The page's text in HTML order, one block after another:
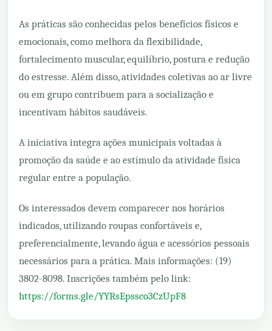
As práticas são conhecidas pelos benefícios físicos e
emocionais, como melhora da flexibilidade,
fortalecimento muscular, equilíbrio, postura e redução
do estresse. Além disso, atividades coletivas ao ar livre
ou em grupo contribuem para a socialização e
incentivam hábitos saudáveis.
A iniciativa integra ações municipais voltadas à
promoção da saúde e ao estímulo da atividade física
regular entre a população.
Os interessados devem comparecer nos horários
indicados, utilizando roupas confortáveis e,
preferencialmente, levando água e acessórios pessoais
necessários para a prática. Mais informações: (19)
3802-8098. Inscrições também pelo link:
https://forms.gle/YYRsEpssco3CzUpF8